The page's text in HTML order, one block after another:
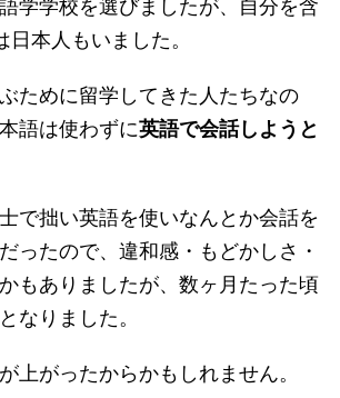
学学校を選びましたが、自分を含
本人もいました。
ために留学してきた人たちなの
語は使わずに英語で会話しようと
で拙い英語を使いなんとか会話を
ったので、違和感・もどかしさ・
もありましたが、数ヶ月たった頃
なりました。
上がったからかもしれません。